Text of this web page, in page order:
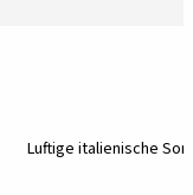
Luftige italienische